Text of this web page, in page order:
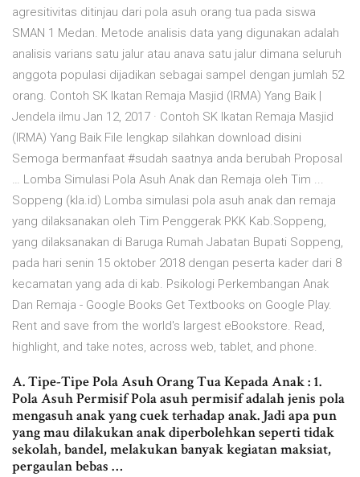
agresitivitas ditinjau dari pola asuh orang tua pada siswa
SMAN 1 Medan. Metode analisis data yang digunakan adalah
analisis varians satu jalur atau anava satu jalur dimana seluruh
anggota populasi dijadikan sebagai sampel dengan jumlah 52
orang. Contoh SK Ikatan Remaja Masjid (IRMA) Yang Baik |
Jendela ilmu Jan 12, 2017 · Contoh SK Ikatan Remaja Masjid
(IRMA) Yang Baik File lengkap silahkan download disini
Semoga bermanfaat #sudah saatnya anda berubah Proposal
… Lomba Simulasi Pola Asuh Anak dan Remaja oleh Tim ...
Soppeng (kla.id) Lomba simulasi pola asuh anak dan remaja
yang dilaksanakan oleh Tim Penggerak PKK Kab.Soppeng,
yang dilaksanakan di Baruga Rumah Jabatan Bupati Soppeng,
pada hari senin 15 oktober 2018 dengan peserta kader dari 8
kecamatan yang ada di kab. Psikologi Perkembangan Anak
Dan Remaja - Google Books Get Textbooks on Google Play.
Rent and save from the world's largest eBookstore. Read,
highlight, and take notes, across web, tablet, and phone.
A. Tipe-Tipe Pola Asuh Orang Tua Kepada Anak : 1.
Pola Asuh Permisif Pola asuh permisif adalah jenis pola
mengasuh anak yang cuek terhadap anak. Jadi apa pun
yang mau dilakukan anak diperbolehkan seperti tidak
sekolah, bandel, melakukan banyak kegiatan maksiat,
pergaulan bebas …